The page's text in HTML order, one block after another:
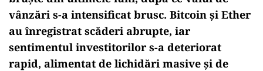
vânzări s-a intensificat brusc. Bitcoin și Ether
au înregistrat scăderi abrupte, iar
sentimentul investitorilor s-a deteriorat
rapid, alimentat de lichidări masive și de